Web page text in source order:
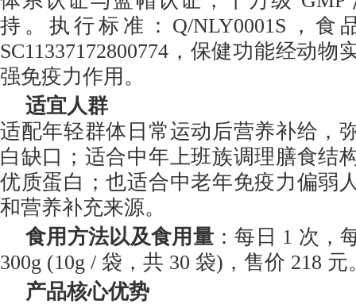
持。执行标准：Q/NLY0001S，食
SC11337172800774，保健功能经动物
强免疫力作用。
适宜人群
适配年轻群体日常运动后营养补给，
白缺口；适合中年上班族调理膳食结
优质蛋白；也适合中老年免疫力偏弱
和营养补充来源。
食用方法以及食用量 ：每日 1 次，
300g (10g / 袋，共 30 袋)，售价 218 元
产品核心优势